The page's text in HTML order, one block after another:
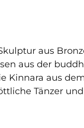
aus
aus der
Kinnara aus
Tänzer